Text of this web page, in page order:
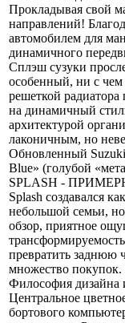
Прокладывая свой
направлений!
автомобилем для
динамичного
Сплэш сузуки
особенный, ни с чем
решеткой
на динамичный
архитектурой
лаконичным, но
Обновленный Suzuki
Blue» (голубой
SPLASH -
Splash создавался
небольшой семьи,
обзор, приятное
превратить заднюю
множество
Философия дизайна
Центральное
бортового